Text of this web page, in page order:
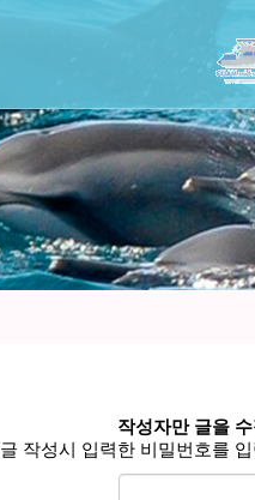
작성자만 글을
글 작성시 입력한 비밀번호를